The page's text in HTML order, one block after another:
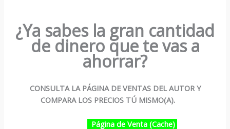
¿Ya sabes la gran cantidad
de dinero que te vas a
ahorrar?
CONSULTA LA PÁGINA DE VENTAS DEL AUTOR Y
COMPARA LOS PRECIOS TÚ MISMO(A).
Página de Venta (Cache)